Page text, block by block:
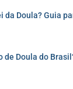
da Doula? Guia
de Doula do